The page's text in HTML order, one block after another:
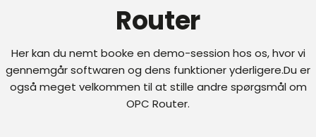
Router
Her kan du nemt booke en demo-session hos os, hvor vi
gennemgår softwaren og dens funktioner yderligere.Du er
også meget velkommen til at stille andre spørgsmål om
OPC Router.